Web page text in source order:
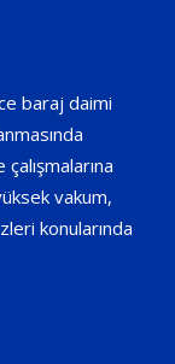
baraj daimi
vakum,
konularında